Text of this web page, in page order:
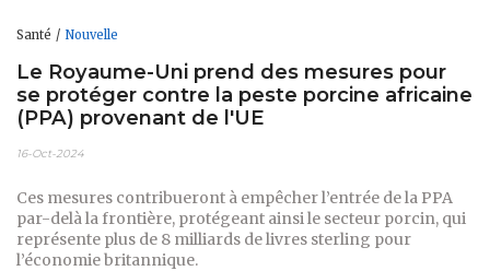
Santé Nouvelle
Le Royaume-Uni prend des mesures pour
se protéger contre la peste porcine africaine
(PPA) provenant de l'UE
16-Oct-2024
Ces mesures contribueront à empêcher l’entrée de la PPA
par-delà la frontière, protégeant ainsi le secteur porcin, qui
représente plus de 8 milliards de livres sterling pour
l’économie britannique.